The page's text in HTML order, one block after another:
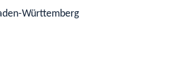
Württemberg